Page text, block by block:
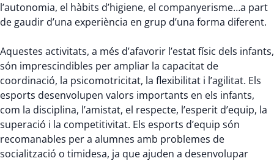
l’autonomia, el hàbits d’higiene, el companyerisme…a part
de gaudir d’una experiència en grup d’una forma diferent.
Aquestes activitats, a més d’afavorir l’estat físic dels infants,
són imprescindibles per ampliar la capacitat de
coordinació, la psicomotricitat, la flexibilitat i l’agilitat. Els
esports desenvolupen valors importants en els infants,
com la disciplina, l’amistat, el respecte, l’esperit d’equip, la
superació i la competitivitat. Els esports d’equip són
recomanables per a alumnes amb problemes de
socialització o timidesa, ja que ajuden a desenvolupar